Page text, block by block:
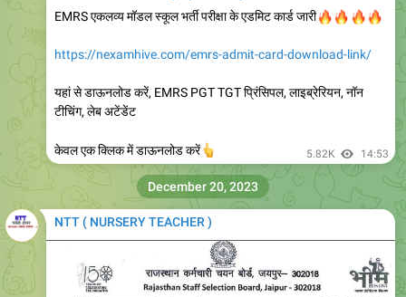
https://nexamhive.com/emrs-admit-card-download-link/
यहां से डाऊनलोड करें, EMRS PGT TGT प्रिंसिपल, लाइब्रेरियन, नॉन
केवल एक क्लिक में डाऊनलोड करें
👆
NTT ( NURSERY TEACHER )
December 20, 2023